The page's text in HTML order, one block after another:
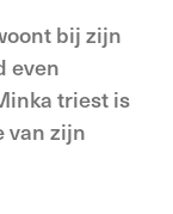
bij zijn
even
triest is
van zijn